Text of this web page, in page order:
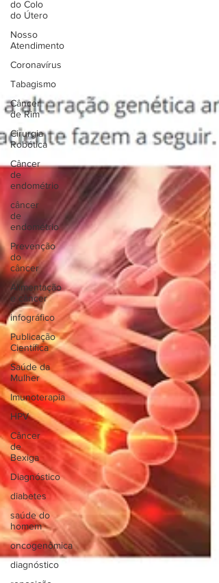
do Colo
do Útero
Nosso
Atendimento
Coronavírus
Tabagismo
Câncer
de Rim
Cirurgia
Robótica
Câncer
de
endométrio
câncer
de
endométrio
Prevenção
do
câncer
Alimentação
e câncer
infográfico
Publicação
Científica
Saúde da
Mulher
Imunoterapia
HPV
Câncer
de
Bexiga
Diagnóstico
diabetes
saúde do
homem
oncogenômica
diagnóstico